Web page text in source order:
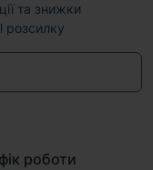
та знижки
розсилку
роботи